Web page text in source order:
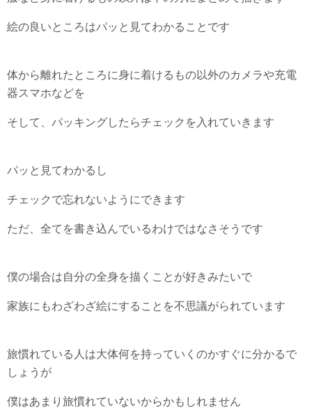
絵の良いところはパッと見てわかることです
体から離れたところに身に着けるもの以外のカメラや充電
器スマホなどを
そして、パッキングしたらチェックを入れていきます
パッと見てわかるし
チェックで忘れないようにできます
ただ、全てを書き込んでいるわけではなさそうです
僕の場合は自分の全身を描くことが好きみたいで
家族にもわざわざ絵にすることを不思議がられています
旅慣れている人は大体何を持っていくのかすぐに分かるで
しょうが
僕はあまり旅慣れていないからかもしれません